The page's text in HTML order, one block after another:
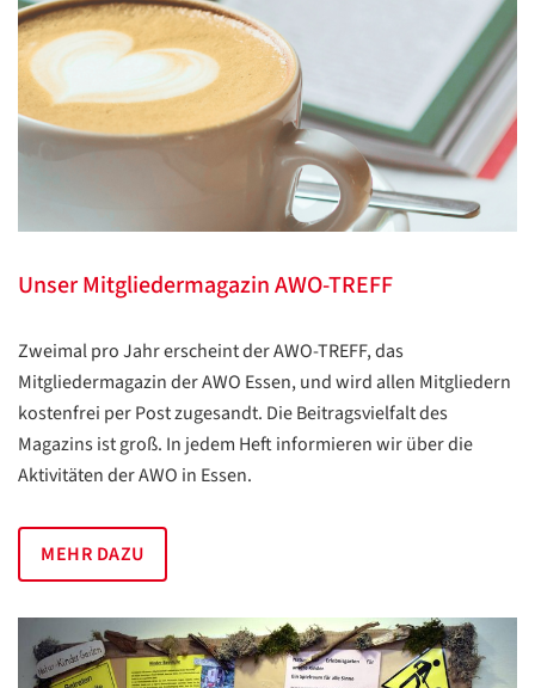
Unser Mitgliedermagazin AWO-TREFF
Zweimal pro Jahr erscheint der AWO-TREFF, das
Mitgliedermagazin der AWO Essen, und wird allen Mitgliedern
kostenfrei per Post zugesandt. Die Beitragsvielfalt des
Magazins ist groß. In jedem Heft informieren wir über die
Aktivitäten der AWO in Essen.
MEHR DAZU